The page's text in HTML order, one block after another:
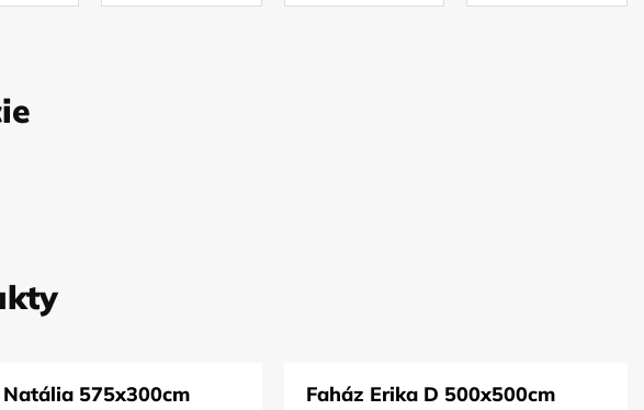
Natália 575x300cm Faház Erika D 500x500cm